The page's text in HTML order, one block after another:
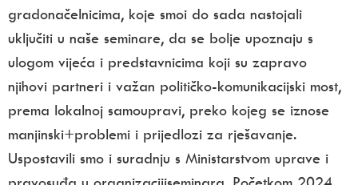
gradonačelnicima, koje smoi do sada nastojali
uključiti u naše seminare, da se bolje upoznaju s
ulogom vijeća i predstavnicima koji su zapravo
njihovi partneri i važan političko-komunikacijski most,
prema lokalnoj samoupravi, preko kojeg se iznose
manjinski+problemi i prijedlozi za rješavanje.
Uspostavili smo i suradnju s Ministarstvom uprave i